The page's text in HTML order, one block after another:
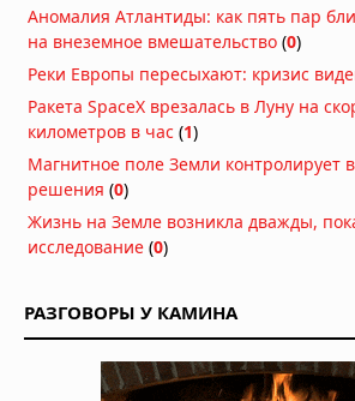
01.08.2026 в 15:17
Землетрясение в
4,7 у Неаполя,
отключения
01.08.2026 в 09:32
Подводный
заполняется
перезарядки
одному пригороду
31.07.2026 в 08:20
Лесные пожары
Аномалия Атлантиды: как пять пар
на внеземное вмешательство (0)
Реки Европы пересыхают: кризис
Ракета SpaceX врезалась в Луну на
километров в час (1)
Магнитное поле Земли контролирует
решения (0)
Жизнь на Земле возникла дважды,
исследование (0)
РАЗГОВОРЫ У КАМИНА